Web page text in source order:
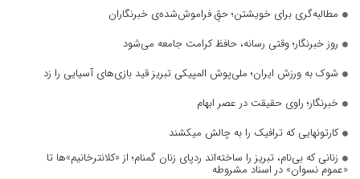
مطالبه‌گری برای خویشتن؛ حقِ فراموش‌شده‌ی خبرنگاران
روز خبرنگار؛ وقتی رسانه، حافظ کرامت جامعه می‌شود
شوک به ورزش ایران؛ ملی‌پوش المپیکی تبریز قید بازی‌های آسیایی را زد
خبرنگار؛ راوی حقیقت در عصر ابهام
کارتونهایی که ترافیک را به چالش میکشند
زنانی که بی‌نام، تبریز را ساخته‌اند ردپای زنان گمنام؛ از «کلانترخانیم»ها تا
«عموم نسوان» در اسناد مشروطه